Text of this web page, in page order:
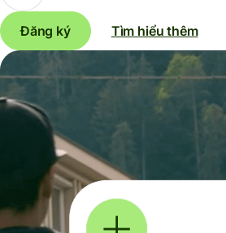
Đăng ký Tìm hiểu thêm